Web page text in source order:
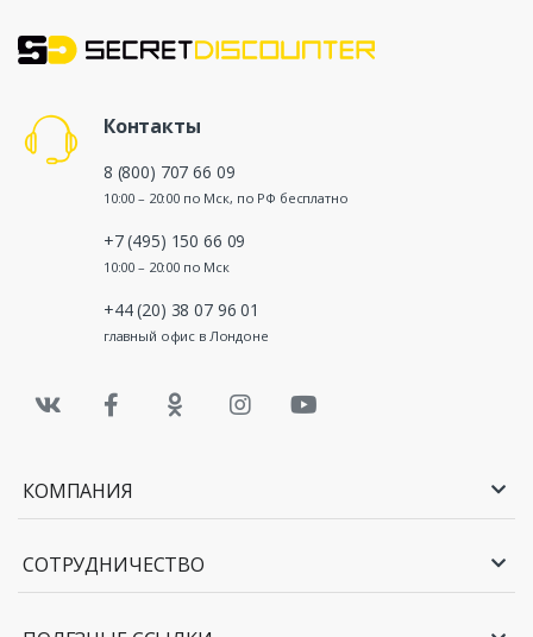
Контакты
8 (800) 707 66 09
10:00 – 20:00 по Мск, по РФ бесплатно
+7 (495) 150 66 09
10:00 – 20:00 по Мск
+44 (20) 38 07 96 01
главный офис в Лондоне
КОМПАНИЯ
СОТРУДНИЧЕСТВО